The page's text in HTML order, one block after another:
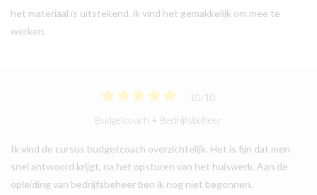
het materiaal is uitstekend. ik vind het gemakkelijk om mee te
werken.
10/ 10
Budgetcoach + Bedrijfsbeheer
Ik vind de cursus budgetcoach overzichtelijk. Het is fijn dat men
snel antwoord krijgt, na het opsturen van het huiswerk. Aan de
opleiding van bedrijfsbeheer ben ik nog niet begonnen.